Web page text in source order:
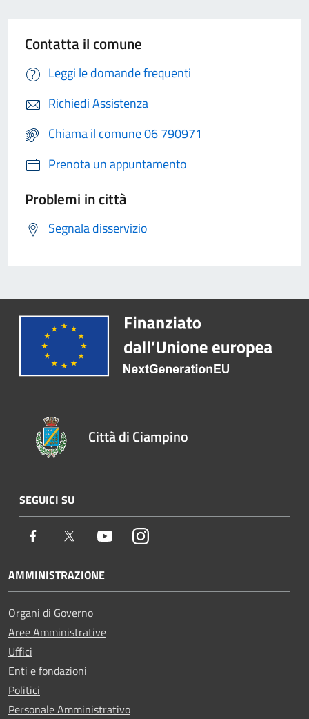
Contatta il comune
Leggi le domande frequenti
Richiedi Assistenza
Chiama il comune 06 790971
Prenota un appuntamento
Problemi in città
Segnala disservizio
Città di Ciampino
SEGUICI SU
Facebook Twitter YoutubeInstagram
AMMINISTRAZIONE
Organi di Governo
Aree Amministrative
Uffici
Enti e fondazioni
Politici
Personale Amministrativo